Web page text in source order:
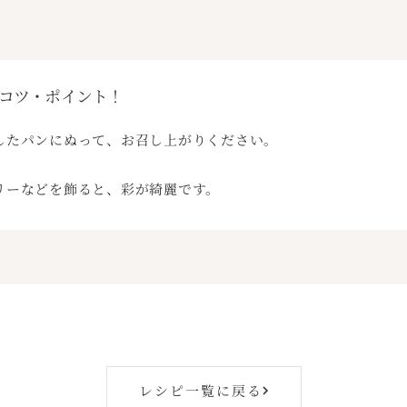
ツ・ポイント！
たパンにぬって、お召し上がりください。
などを飾ると、彩が綺麗です。
レシピ一覧に戻る